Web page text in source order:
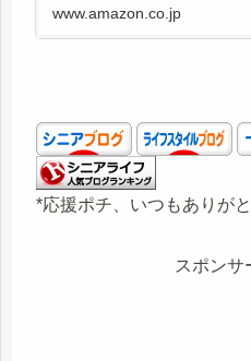
www.amazon.co.jp
*応援ポチ、いつもありが
スポンサ